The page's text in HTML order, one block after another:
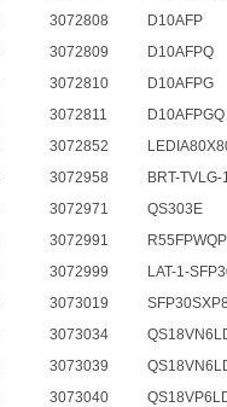
3072808
D10AFP
3072809
D10AFPQ
3072810
D10AFPG
3072811
D10AFPGQ
3072852
3072958
BRT-
3072971
QS303E
3072991
3072999
LAT-1-
3073019
3073034
3073039
3073040